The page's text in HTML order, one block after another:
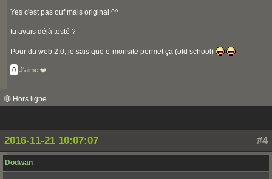
Yes c'est pas ouf mais original ^^
tu avais déjà testé ?
Pour du web 2.0, je sais que e-monsite permet ça (old school)
0 J'aime ❤️
🔴 Hors ligne
#4
2016-11-21 10:07:07
Dodwan